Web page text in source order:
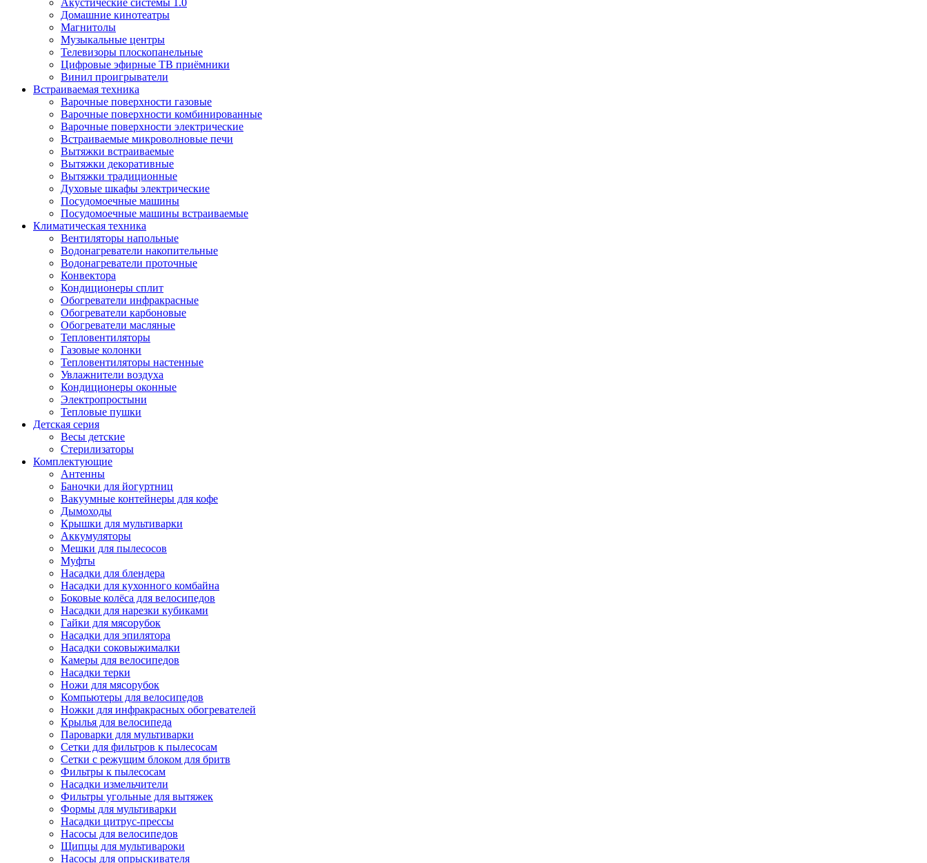
Акустические системы 1.0
Домашние кинотеатры
Магнитолы
Музыкальные центры
Телевизоры плоскопанельные
Цифровые эфирные ТВ приёмники
Винил проигрыватели
Встраиваемая техника
Варочные поверхности газовые
Варочные поверхности комбинированные
Варочные поверхности электрические
Встраиваемые микроволновые печи
Вытяжки встраиваемые
Вытяжки декоративные
Вытяжки традиционные
Духовые шкафы электрические
Посудомоечные машины
Посудомоечные машины встраиваемые
Климатическая техника
Вентиляторы напольные
Водонагреватели накопительные
Водонагреватели проточные
Конвектора
Кондиционеры сплит
Обогреватели инфракрасные
Обогреватели карбоновые
Обогреватели масляные
Тепловентиляторы
Газовые колонки
Тепловентиляторы настенные
Увлажнители воздуха
Кондиционеры оконные
Электропростыни
Тепловые пушки
Детская серия
Весы детские
Стерилизаторы
Комплектующие
Антенны
Баночки для йогуртниц
Вакуумные контейнеры для кофе
Дымоходы
Крышки для мультиварки
Аккумуляторы
Мешки для пылесосов
Муфты
Насадки для блендера
Насадки для кухонного комбайна
Боковые колёса для велосипедов
Насадки для нарезки кубиками
Гайки для мясорубок
Насадки для эпилятора
Насадки соковыжималки
Камеры для велосипедов
Насадки терки
Ножи для мясорубок
Компьютеры для велосипедов
Ножки для инфракрасных обогревателей
Крылья для велосипеда
Пароварки для мультиварки
Сетки для фильтров к пылесосам
Сетки с режущим блоком для бритв
Фильтры к пылесосам
Насадки измельчители
Фильтры угольные для вытяжек
Формы для мультиварки
Насадки цитрус-прессы
Насосы для велосипедов
Щипцы для мультивароки
Насосы для опрыскивателя